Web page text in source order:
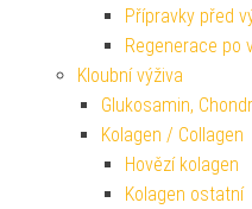
Přípravky před
Regenerace po
Kloubní výživa
Glukosamin,
Kolagen / Collagen
Hovězí kolagen
Kolagen ostatní